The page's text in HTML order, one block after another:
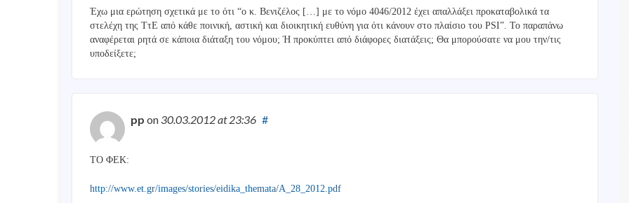
Έχω μια ερώτηση σχετικά με το ότι “ο κ. Βενιζέλος […] με το νόμο 4046/2012 έχει απαλλάξει προκαταβολικά τα
στελέχη της ΤτΕ από κάθε ποινική, αστική και διοικητική ευθύνη για ότι κάνουν στο πλαίσιο του PSI”. Το παραπάνω
αναφέρεται ρητά σε κάποια διάταξη του νόμου; Ή προκύπτει από διάφορες διατάξεις; Θα μπορούσατε να μου την/τις
υποδείξετε;
pp on 30.03.2012at 23:36 #
ΤΟ ΦΕΚ:
http://www.et.gr/images/stories/eidika_themata/A_28_2012.pdf